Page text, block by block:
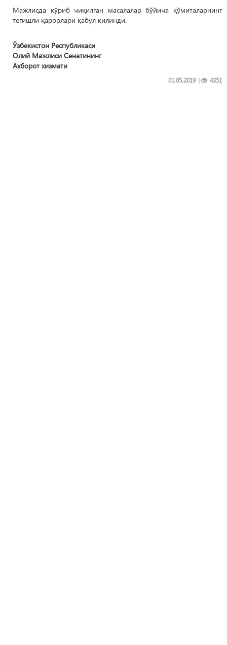
Мажлисда кўриб чиқилган масалалар бўйича қўмиталарнинг
тегишли қарорлари қабул қилинди.
Ўзбекистон Республикаси
Олий Мажлиси Сенатининг
Ахборот хизмати
| 4351
01.05.2019